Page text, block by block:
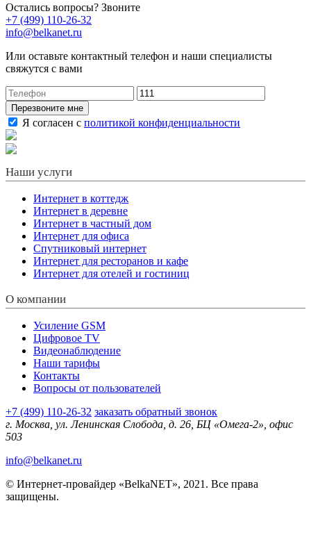
Остались вопросы? Звоните
+7 (499) 110-26-32
info@belkanet.ru
Или оставьте контактный телефон и наши специалисты
свяжутся с вами
Перезвоните мне
Я согласен с политикой конфиденциальности
Наши услуги
Интернет в коттедж
Интернет в деревне
Интернет в частный дом
Интернет для офиса
Спутниковый интернет
Интернет для ресторанов и кафе
Интернет для отелей и гостиниц
О компании
Усиление GSM
Цифровое TV
Видеонаблюдение
Наши тарифы
Контакты
Вопросы от пользователей
+7 (499) 110-26-32 заказать обратный звонок
г. Москва, ул. Ленинская Слобода, д. 26, БЦ «Омега-2», офис
503
info@belkanet.ru
© Интернет-провайдер «BelkaNET», 2021. Все права
защищены.